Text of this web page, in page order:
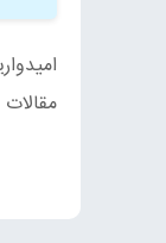
مقالات